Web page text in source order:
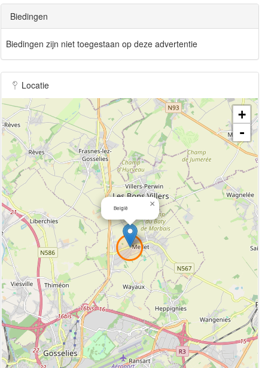
Biedingen
Biedingen zijn niet toegestaan op deze advertentie
Locatie
België ×
+
-